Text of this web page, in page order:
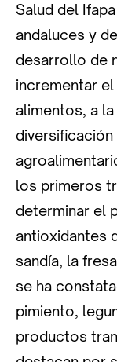
Salud del
andaluces y
desarrollo de
incrementar
alimentos, a
los primeros
determinar el
antioxidantes
sandía, la
se ha
pimiento,
productos